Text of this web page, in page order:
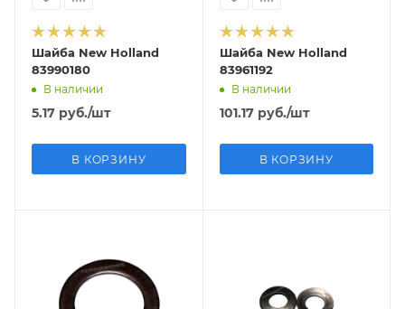
Шайба New Holland
83990180
В наличии
5.17 руб./шт
В КОРЗИНУ
Шайба New Holland
83961192
В наличии
101.17руб./шт
В КОРЗИНУ